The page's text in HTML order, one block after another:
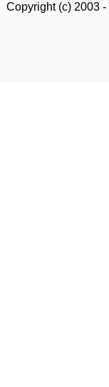
Copyright (c) 2003 -